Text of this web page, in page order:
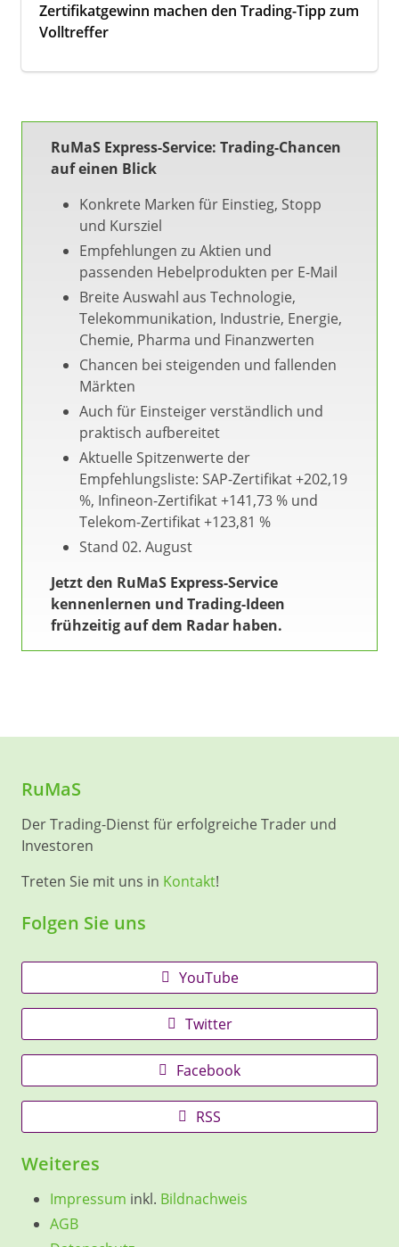
Zertifikatgewinn machen den Trading-Tipp zum
Volltreffer
RuMaS Express-Service: Trading-Chancen
auf einen Blick
Konkrete Marken für Einstieg, Stopp
und Kursziel
Empfehlungen zu Aktien und
passenden Hebelprodukten per E-Mail
Breite Auswahl aus Technologie,
Telekommunikation, Industrie, Energie,
Chemie, Pharma und Finanzwerten
Chancen bei steigenden und fallenden
Märkten
Auch für Einsteiger verständlich und
praktisch aufbereitet
Aktuelle Spitzenwerte der
Empfehlungsliste: SAP-Zertifikat +202,19
%, Infineon-Zertifikat +141,73 % und
Telekom-Zertifikat +123,81 %
Stand 02. August
Jetzt den RuMaS Express-Service
kennenlernen und Trading-Ideen
frühzeitig auf dem Radar haben.
RuMaS
Der Trading-Dienst für erfolgreiche Trader und
Investoren
Treten Sie mit uns in Kontakt!
Folgen Sie uns
YouTube
Twitter
Facebook
RSS
Weiteres
Impressum inkl. Bildnachweis
AGB